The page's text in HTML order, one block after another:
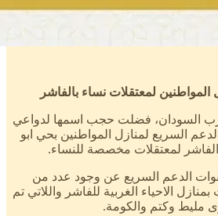
لمعتقلات نساء بالفاشر
السودان، فضلت حجب اسمها لدواعي
السريع لمنازل المواطنين بحي ابو
لمعتقلات مخصصة للنساء.
الدعم السريع عن وجود عدد من
بمنازل الاحياء الغربية للفاشر واللاتي تم
مليط وكتم والكومة.